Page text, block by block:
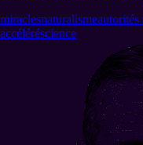
miraclesnaturalismeautorités
accéléréscience